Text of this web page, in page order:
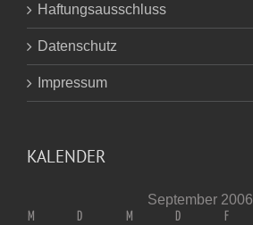
Haftungsausschluss
Datenschutz
Impressum
KALENDER
September 2006
M D M D F